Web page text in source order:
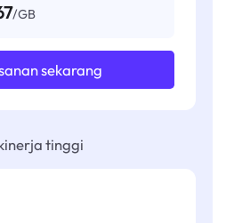
/GB
sekarang
tinggi